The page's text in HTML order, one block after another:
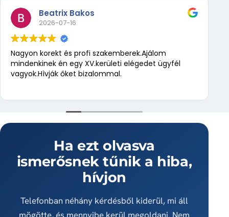
Beatrix Bakos
2026-07-16
Nagyon korekt és profi szakemberek.Ajálom
mindenkinek én egy XV.kerületi elégedet ügyfél
vagyok.Hìvják őket bizalommal.
Ha ezt olvasva
ismerősnek tűnik a hiba,
hívjon
Telefonban néhány kérdésből kiderül, mi áll